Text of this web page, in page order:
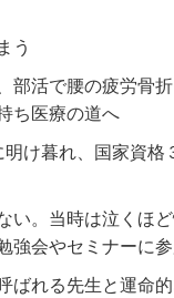
う
部活で腰の疲労骨
ち 医療の道へ
け暮れ、国家資格
い。当時は泣くほ
強会やセミナーに
ばれる先生と運命